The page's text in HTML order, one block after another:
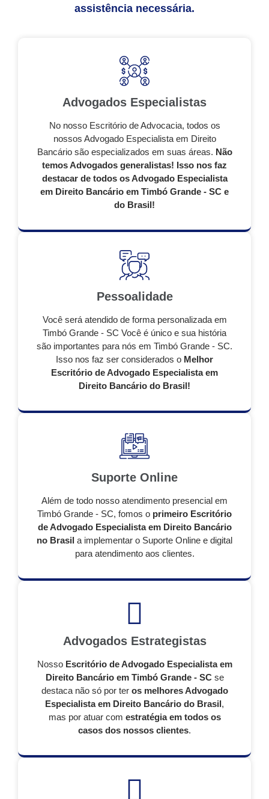
assistência necessária.
Advogados Especialistas
No nosso Escritório de Advocacia, todos os
nossos Advogado Especialista em Direito
Bancário são especializados em suas áreas. Não
temos Advogados generalistas! Isso nos faz
destacar de todos os Advogado Especialista
em Direito Bancário em Timbó Grande - SC e
do Brasil!
Pessoalidade
Você será atendido de forma personalizada em
Timbó Grande - SC Você é único e sua história
são importantes para nós em Timbó Grande - SC.
Isso nos faz ser considerados o Melhor
Escritório de Advogado Especialista em
Direito Bancário do Brasil!
Suporte Online
Além de todo nosso atendimento presencial em
Timbó Grande - SC, fomos o primeiro Escritório
de Advogado Especialista em Direito Bancário
no Brasil a implementar o Suporte Online e digital
para atendimento aos clientes.
Advogados Estrategistas
Nosso Escritório de Advogado Especialista em
Direito Bancário em Timbó Grande - SCse
destaca não só por ter os melhores Advogado
Especialista em Direito Bancário do Brasil,
mas por atuar com estratégia em todos os
casos dos nossos clientes.